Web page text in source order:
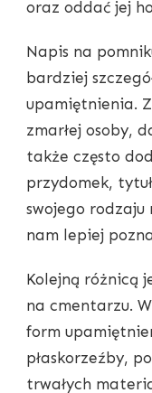
oraz oddać jej
Napis na
bardziej
upamiętnienia.
zmarłej osoby,
także często
przydomek,
swojego
nam lepiej
Kolejną różnicą
na cmentarzu.
form
płaskorzeźby,
trwałych